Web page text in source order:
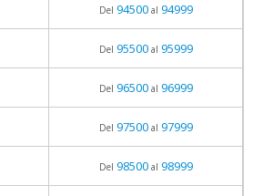
Del 94500al 94999
Del 95500al 95999
Del 96500al 96999
Del 97500al 97999
Del 98500al 98999